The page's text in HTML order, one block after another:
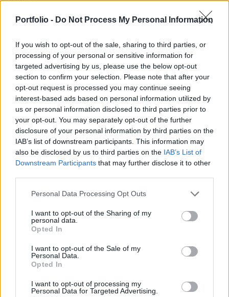
Portfolio - Do Not Process My Personal Information
If you wish to opt-out of the sale, sharing to third parties, or
processing of your personal or sensitive information for
targeted advertising by us, please use the below opt-out
section to confirm your selection. Please note that after your
opt-out request is processed you may continue seeing
interest-based ads based on personal information utilized by
us or personal information disclosed to third parties prior to
your opt-out. You may separately opt-out of the further
disclosure of your personal information by third parties on the
IAB’s list of downstream participants. This information may
also be disclosed by us to third parties on the IAB’s List of
Downstream Participants that may further disclose it to other
Personal Data Processing Opt Outs
I want to opt-out of the Sharing of my
personal data.
Opted In
I want to opt-out of the Sale of my
Personal Data.
Opted In
I want to opt-out of processing my
Personal Data for Targeted Advertising.
mutatott a hazai határidős piac, a BUX és az
egyedi részvények piacán ugyanis 455 milliárd
forintos duplikált forgalom adódott, amely az egy
évvel korábbi szintet több mint 220%-kal haladja
meg. Februárhoz képest is bővülni tudott az
összesített forgalom, amely elsősorban az egyedi
részvényeknek volt köszönhető. A legnagyobb
határidős brókercégnek továbbra is az Erste
számít, az első három helyezett sorrendjében
pedig tavaly szeptember óta nem történt változás.
Márciusban év/év alapon tovább nőtt a határidős piac
220%-kal bővült az előző év azonos időszakához
viszonyítva és csaknem 455 milliárd forintot tett ki. A
forgalom megugrásának volt köszönhető, itt mintegy
280%-os volt a növekedés a 2009. márciusi szintekhez